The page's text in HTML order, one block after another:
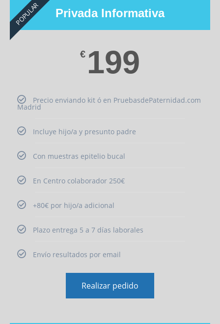
Privada Informativa
€ 199
Precio enviando kit ó en PruebasdePaternidad.com
Madrid
Incluye hijo/a y presunto padre
Con muestras epitelio bucal
En Centro colaborador 250€
+80€ por hijo/a adicional
Plazo entrega 5 a 7 días laborales
Envío resultados por email
Realizar pedido
POPULAR